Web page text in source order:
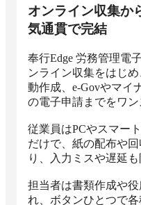
オンライン収集か
気通貫で完結
奉行Edge 労務管理電
ンライン収集をはじ
動作成、e-Govやマイ
の電子申請までをワン
従業員はPCやスマー
だけで、紙の配布や
り、入力ミスや遅延も
担当者は書類作成や
れ、ボタンひとつで